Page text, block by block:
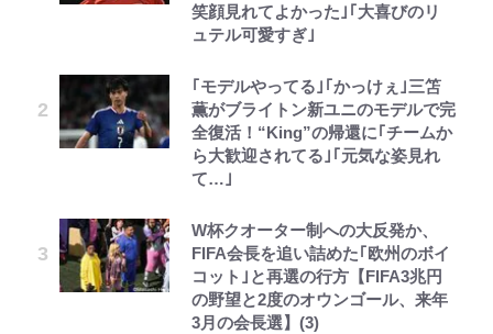
笑顔見れてよかった｣｢大喜びのリ
ュテル可愛すぎ｣
｢モデルやってる｣｢かっけぇ｣三笘
薫がブライトン新ユニのモデルで完
全復活！“King”の帰還に｢チームか
ら大歓迎されてる｣｢元気な姿見れ
て…｣
W杯クオーター制への大反発か、
FIFA会長を追い詰めた｢欧州のボイ
コット｣と再選の行方【FIFA3兆円
の野望と2度のオウンゴール、来年
3月の会長選】(3)
おもしろさを知る
リング」での「NGパッキング」7
選！ 安全＆快適につながる「荷物
の順序や位置」積載のコツとは？
「実体験レポ」
けど……」 グラベルバイクで暑さ
に負けそうなヒルクライム、砂利道
を疾走して少年時代を振り返る50
代の夏 長野県｜2026年
続々
ちゃモテる」 年収7億円・お洒落・
包容力…超愛される日本代表
趣里「ショック」初めて語った“重
い意味” 三山凌輝「無反省メー
も
落ちた日本死ね」
『天才てれびくん』時代の学びと
22歳でアイドルの道を切り拓いた
「人生最大の決断」
辛坊治郎の原点は「朝寝坊ができる
54歳での早期退職とラジオパーソ
ナリティ転身までの軌跡
第3回 出版までの道のり・その2
レビュー『仮面家族』悠木シュン・
著
ボンジュールでポンジュースだゾ
ボーちゃんの一途な気持ちだゾ
公式-転生したら平民でした。~生活
します~ 第37話(2)
公式-雑用付与術師が自分の最強に
気付くまで 第56話(1)
らしてヤバイ…」
できそうな「意味深な表紙連載」
「神」エネルの月での展開に、元王
下七武海の謎めいた過去も…
「BOSS×ポケモン30周年」第2弾
糖」や図鑑缶登場にファン歓喜「見
つけたら即購入！」